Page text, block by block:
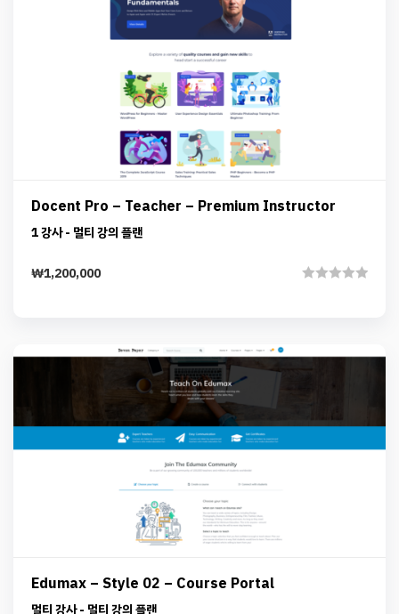
Docent Pro – Teacher – Premium Instructor
1 강사 - 멀티 강의 플랜
₩1,200,000
Preview
Details
Add to cart
Edumax – Style 02 – Course Portal
멀티 강사 - 멀티 강의 플랜
Preview
Details
Add to cart